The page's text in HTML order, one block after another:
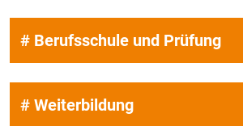
# Berufsschule und Prüfung
# Weiterbildung